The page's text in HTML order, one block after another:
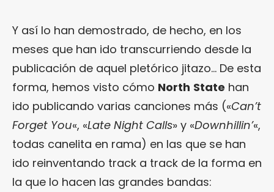
Y así lo han demostrado, de hecho, en los
meses que han ido transcurriendo desde la
publicación de aquel pletórico jitazo… De esta
forma, hemos visto cómo North State han
ido publicando varias canciones más («Can’t
Forget You«, «Late Night Calls» y «Downhillin’«,
todas canelita en rama) en las que se han
ido reinventando track a track de la forma en
la que lo hacen las grandes bandas: